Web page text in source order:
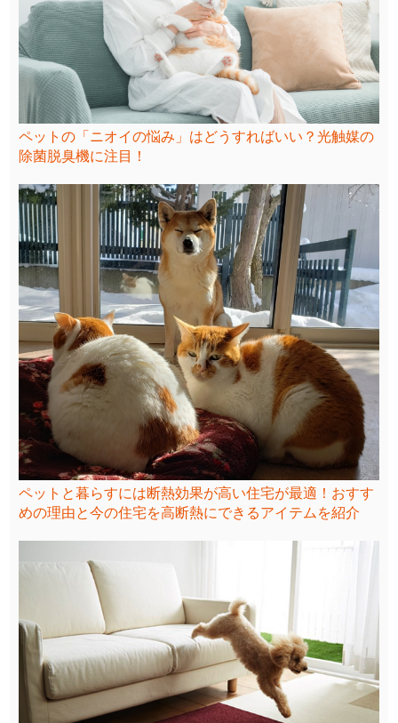
ペットの「ニオイの悩み」はどうすればいい？光触媒の
除菌脱臭機に注目！
ペットと暮らすには断熱効果が高い住宅が最適！おすす
めの理由と今の住宅を高断熱にできるアイテムを紹介